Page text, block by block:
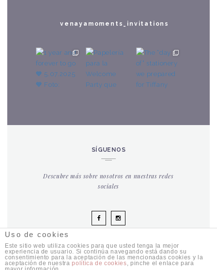
venayamoments_invitations
SÍGUENOS
Descubre más sobre nosotros en nuestras redes
sociales
COPYRIGHT © 2024 VENAYA MOMENTS. ALL RIGHTS RESERVED
Uso de cookies
Este sitio web utiliza cookies para que usted tenga la mejor
experiencia de usuario. Si continúa navegando está dando su
consentimiento para la aceptación de las mencionadas cookies y la
aceptación de nuestrapolítica de cookies, pinche el enlace para